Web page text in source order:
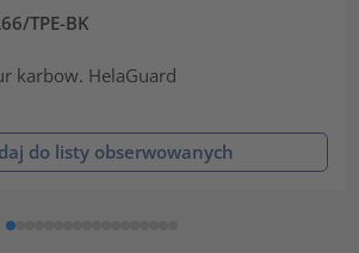
TPE-BK
karbow. HelaGuard
do listy obserwowanych